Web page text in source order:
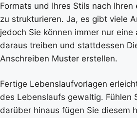
Formats und Ihres Stils nach
zu strukturieren. Ja, es gibt viele
jedoch Sie können immer nur eine
daraus treiben und stattdessen
Anschreiben Muster erstellen.
Fertige Lebenslaufvorlagen
des Lebenslaufs gewaltig. Fühlen
darüber hinaus fügen Sie diesem